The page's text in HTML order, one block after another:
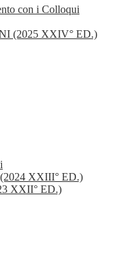
con i Colloqui
(2025 XXIV° ED.)
XXIII° ED.)
XXII° ED.)